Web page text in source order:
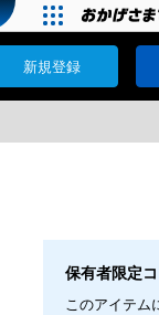
新規登録
保有者限定
このアイテム